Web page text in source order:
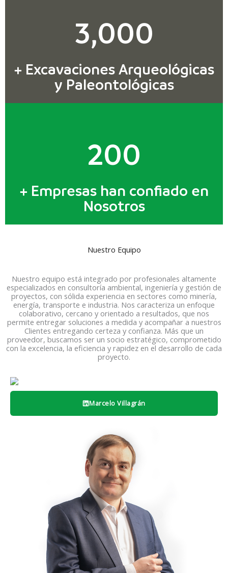
3,000
+ Excavaciones Arqueológicas
y Paleontológicas
200
+ Empresas han confiado en
Nosotros
Nuestro Equipo
Nuestro equipo está integrado por profesionales altamente
especializados en consultoría ambiental, ingeniería y gestión de
proyectos, con sólida experiencia en sectores como minería,
energía, transporte e industria. Nos caracteriza un enfoque
colaborativo, cercano y orientado a resultados, que nos
permite entregar soluciones a medida y acompañar a nuestros
Clientes entregando certeza y confianza. Más que un
proveedor, buscamos ser un socio estratégico, comprometido
con la excelencia, la eficiencia y rapidez en el desarrollo de cada
proyecto.
Marcelo Villagrán